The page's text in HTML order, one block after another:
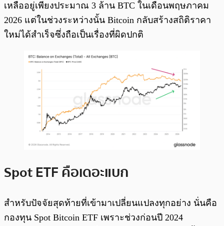
เหลืออยู่เพียงประมาณ 3 ล้าน BTC ในเดือนพฤษภาคม
2026 แต่ในช่วงระหว่างนั้น Bitcoin กลับสร้างสถิติราคา
ใหม่ได้สำเร็จซึ่งถือเป็นเรื่องที่ผิดปกติ
Spot ETF คือเดอะแบก
สำหรับปัจจัยสุดท้ายที่เข้ามาเปลี่ยนแปลงทุกอย่าง นั่นคือ
กองทุน Spot Bitcoin ETF เพราะช่วงก่อนปี 2024